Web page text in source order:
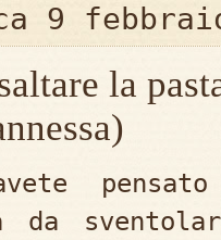
9
la
da